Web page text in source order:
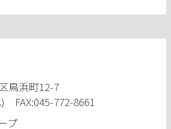
鳥浜町12-7
FAX:045-772-8661